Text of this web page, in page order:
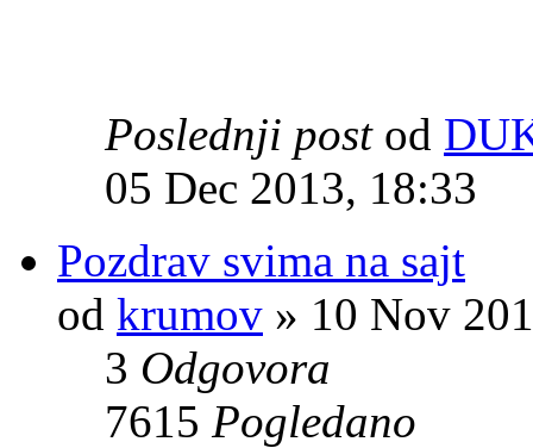
Poslednji post od
05 Dec 2013, 18:33
Pozdrav svima na sajt
od krumov » 10 Nov
3 Odgovora
7615 Pogledano